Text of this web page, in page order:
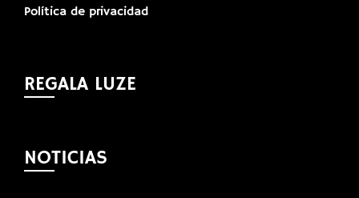
Política de privacidad
REGALA LUZE
NOTICIAS